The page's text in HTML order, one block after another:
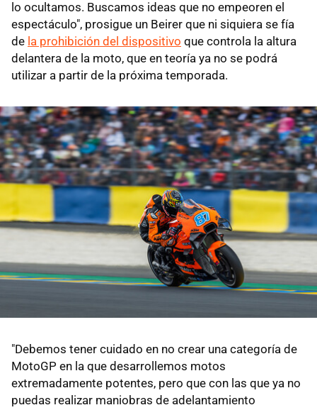
lo ocultamos. Buscamos ideas que no empeoren el
espectáculo", prosigue un Beirer que ni siquiera se fía
de la prohibición del dispositivo que controla la altura
delantera de la moto, que en teoría ya no se podrá
utilizar a partir de la próxima temporada.
"Debemos tener cuidado en no crear una categoría de
MotoGP en la que desarrollemos motos
extremadamente potentes, pero que con las que ya no
puedas realizar maniobras de adelantamiento